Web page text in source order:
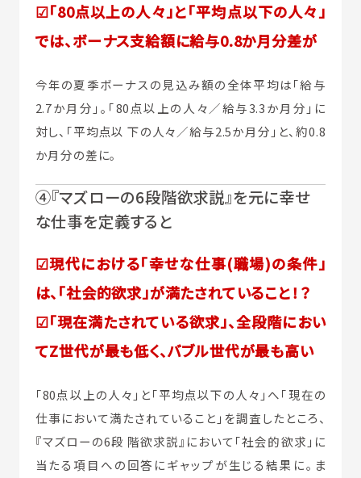
☑「80点以上の人々」と「平均点以下の人々」
では、ボーナス支給額に給与0.8か月分差が
今年の夏季ボーナスの見込み額の全体平均は「給与
2.7か月分」。「80点以上の人々／給与3.3か月分」に
対し、「平均点以 下の人々／給与2.5か月分」と、約0.8
か月分の差に。
④『マズローの6段階欲求説』を元に幸せ
な仕事を定義すると
☑現代における「幸せな仕事(職場)の条件」
は、「社会的欲求」が満たされていること！？
☑「現在満たされている欲求」、全段階におい
てZ世代が最も低く、バブル世代が最も高い
「80点以上の人々」と「平均点以下の人々」へ「現在の
仕事において満たされていること」を調査したところ、
『マズローの6段 階欲求説』において「社会的欲求」に
当たる項目への回答にギャップが生じる結果に。ま